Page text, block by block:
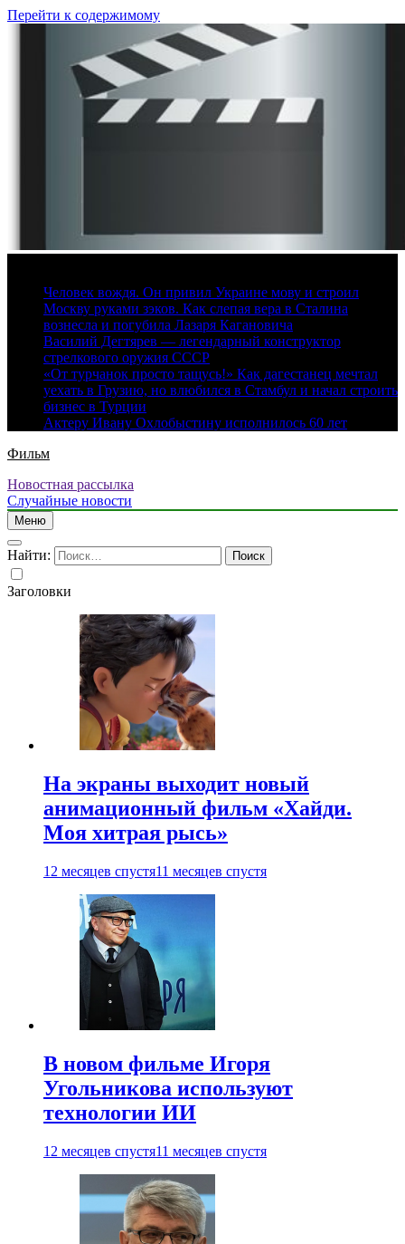
Перейти к содержимому
Человек вождя. Он привил Украине мову и строил
Москву руками зэков. Как слепая вера в Сталина
вознесла и погубила Лазаря Кагановича
Василий Дегтярев — легендарный конструктор
стрелкового оружия СССР
«От турчанок просто тащусь!» Как дагестанец мечтал
уехать в Грузию, но влюбился в Стамбул и начал строить
бизнес в Турции
Актеру Ивану Охлобыстину исполнилось 60 лет
Фильм
Новостная рассылка
Случайные новости
Меню
Найти:
Заголовки
На экраны выходит новый
анимационный фильм «Хайди.
Моя хитрая рысь»
12 месяцев спустя11 месяцев спустя
В новом фильме Игоря
Угольникова используют
технологии ИИ
12 месяцев спустя11 месяцев спустя